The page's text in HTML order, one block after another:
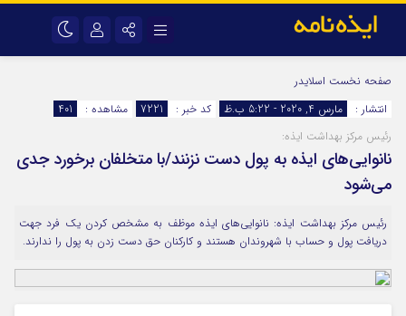
اینستاگرام
سروش
ایتا
آپارات
اپلیکیشن رمز عبور
مرا به خاطر بسپار
صفحه نخست اسلایدر
انتشار :
مارس 4, 2020 - 5:22 ب.ظ کد خبر : 7221 مشاهده :
401
رئیس مرکز بهداشت ایذه:
نانوایی‌های ایذه به پول دست نزنند/با متخلفان برخورد جدی
می‌شود
رئیس مرکز بهداشت ایذه: نانوایی‌های ایذه موظف به مشخص کردن یک فرد جهت
دریافت پول و حساب با شهروندان هستند و کارکنان حق دست زدن به پول را ندارند.